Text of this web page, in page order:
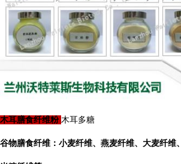
木耳膳食纤维粉 木耳多糖
谷物膳食纤维：小麦纤维、燕麦纤维、大麦纤维